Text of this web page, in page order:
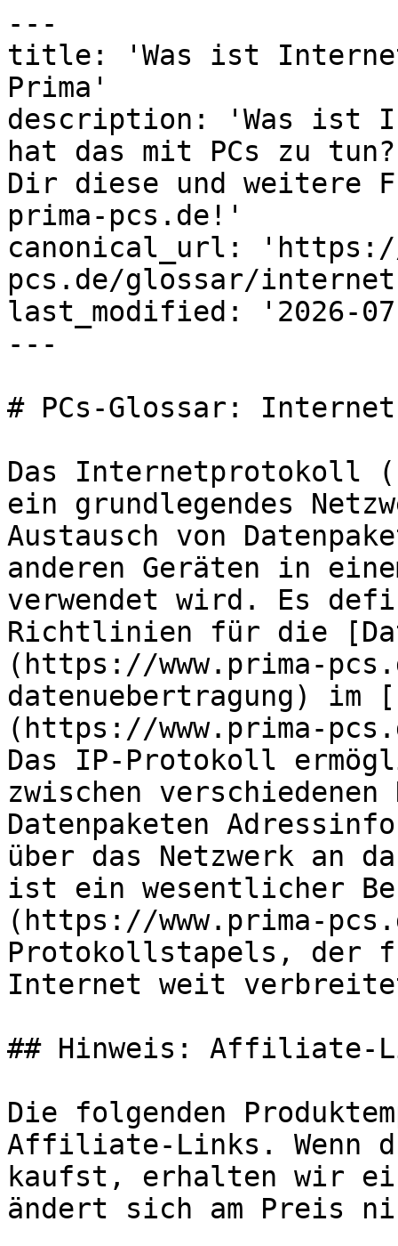
---
title: 'Was ist
Prima'
description: 'Was ist
hat das mit PCs zu
Dir diese und weitere
prima-pcs.de!'
canonical_url: 'https://
pcs.de/glossar/
last_modified: '2026-
---
# PCs-Glossar:
Das
ein grundlegendes
Austausch von
anderen Geräten in
verwendet wird. Es
Richtlinien für die
(https://www.prima-
datenuebertragung)
(https://www.prima-
Das IP-Protokoll
zwischen verschiedenen
Datenpaketen
über das Netzwerk an
ist ein wesentlicher
(https://www.prima-
Protokollstapels, der
Internet weit
## Hinweis: Affiliate-
Die folgenden
Affiliate-Links. Wenn
kaufst, erhalten wir
ändert sich am Preis